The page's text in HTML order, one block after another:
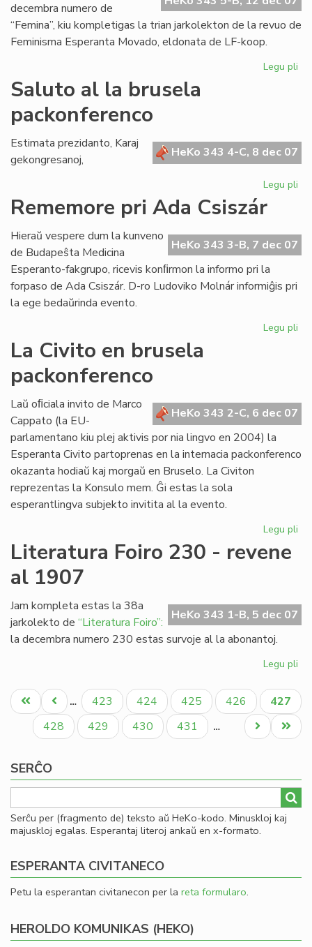
decembra numero de
“Femina”, kiu kompletigas la trian jarkolekton de la revuo de
Feminisma Esperanta Movado, eldonata de LF-koop.
Legu pli
de
Saluto al la brusela
packonferenco
HeKo 343 4-C, 8 dec 07
Estimata prezidanto, Karaj
gekongresanoj,
Legu pli
Rememore pri Ada Csiszár
HeKo 343 3-B, 7 dec 07
Hieraŭ vespere dum la kunveno
de Budapeŝta Medicina
Esperanto-fakgrupo, ricevis konﬁrmon la informo pri la
forpaso de Ada Csiszár. D-ro Ludoviko Molnár informiĝis pri
la ege bedaŭrinda evento.
Legu pli
La Civito en brusela
packonferenco
HeKo 343 2-C, 6 dec 07
Laŭ oﬁciala invito de Marco
Cappato (la EU-
parlamentano kiu plej aktivis por nia lingvo en 2004) la
Esperanta Civito partoprenas en la internacia packonferenco
okazanta hodiaŭ kaj morgaŭ en Bruselo. La Civiton
reprezentas la Konsulo mem. Ĝi estas la sola
esperantlingva subjekto invitita al la evento.
Legu pli
Literatura Foiro 230 - revene
al 1907
HeKo 343 1-B, 5 dec 07
Jam kompleta estas la 38a
jarkolekto de “Literatura Foiro”:
la decembra numero 230 estas survoje al la abonantoj.
Legu pli
-
Pagination
Unua
paĝo
Antaŭa
paĝo
… Paĝo
423 Paĝo
424 Paĝo
425 Paĝo
426
Aktuala
paĝo
427
Paĝo
428 Paĝo
429 Paĝo
430 Paĝo
431 …
Last
page
Next
page
SERĈO
Serĉu per (fragmento de) teksto aŭ HeKo-kodo. Minuskloj kaj
majuskloj egalas. Esperantaj literoj ankaŭ en x-formato.
ESPERANTA CIVITANECO
Petu la esperantan civitanecon per la reta formularo.
HEROLDO KOMUNIKAS (HEKO)